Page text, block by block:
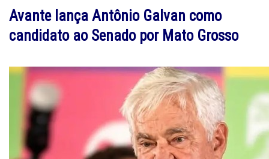
Avante lança Antônio Galvan como
candidato ao Senado por Mato Grosso